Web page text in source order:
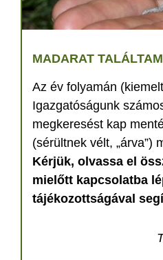
MADARAT
Az év folyamán
Igazgatóságunk
megkeresést kap
(sérültnek vélt, „árva”)
Kérjük, olvassa el
mielőtt kapcsolatba
tájékozottságával